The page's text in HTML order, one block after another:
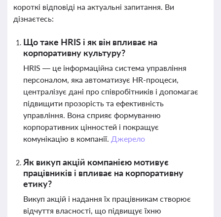
короткі відповіді на актуальні запитання. Ви
дізнаєтесь:
Що таке HRIS і як він впливає на
корпоративну культуру?
HRIS — це інформаційна система управління
персоналом, яка автоматизує HR-процеси,
централізує дані про співробітників і допомагає
підвищити прозорість та ефективність
управління. Вона сприяє формуванню
корпоративних цінностей і покращує
комунікацію в компанії. Джерело
Як викуп акцій компанією мотивує
працівників і впливає на корпоративну
етику?
Викуп акцій і надання їх працівникам створює
відчуття власності, що підвищує їхню